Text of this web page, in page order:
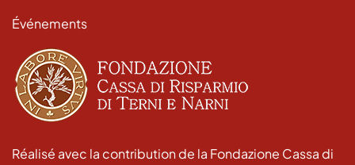
Événements
Réalisé avec la contribution de la Fondazione Cassa di